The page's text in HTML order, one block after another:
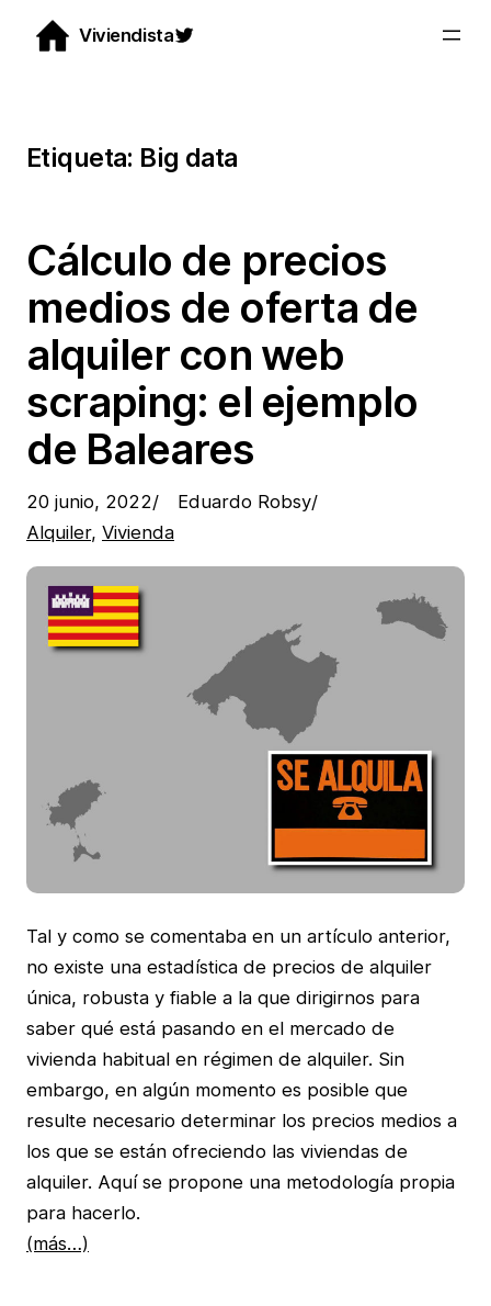
ViviendistaTwitter
Etiqueta: Big data
Cálculo de precios
medios de oferta de
alquiler con web
scraping: el ejemplo
de Baleares
20 junio, 2022/ Eduardo Robsy/
Alquiler, Vivienda
Tal y como se comentaba en un artículo anterior,
no existe una estadística de precios de alquiler
única, robusta y fiable a la que dirigirnos para
saber qué está pasando en el mercado de
vivienda habitual en régimen de alquiler. Sin
embargo, en algún momento es posible que
resulte necesario determinar los precios medios a
los que se están ofreciendo las viviendas de
alquiler. Aquí se propone una metodología propia
para hacerlo.
(más…)